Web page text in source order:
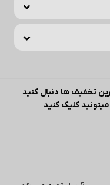
تخفیف ها دنبال کنید